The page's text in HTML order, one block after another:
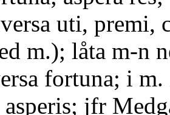
uti, premi,
m.); låta m-n
fortuna; i m.
jfr